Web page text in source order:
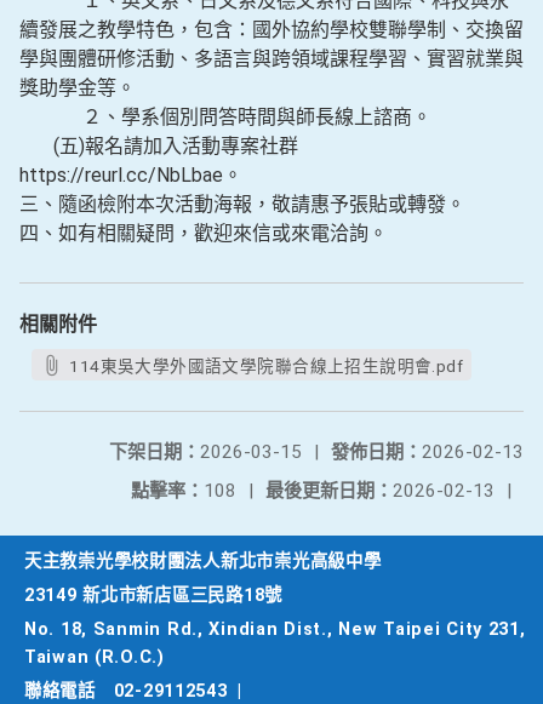
續發展之教學特色，包含：國外協約學校雙聯學制、交換留
學與團體研修活動、多語言與跨領域課程學習、實習就業與
獎助學金等。
２、學系個別問答時間與師長線上諮商。
(五)報名請加入活動專案社群
https://reurl.cc/NbLbae。
三、隨函檢附本次活動海報，敬請惠予張貼或轉發。
四、如有相關疑問，歡迎來信或來電洽詢。
相關附件
114東吳大學外國語文學院聯合線上招生說明會.pdf
發佈日期： 2026-02-13
下架日期： 2026-03-15
|
最後更新日期： 2026-02-13 |
點擊率： 108 |
天主教崇光學校財團法人新北市崇光高級中學
23149 新北市新店區三民路18號
No. 18, Sanmin Rd., Xindian Dist., New Taipei City 231,
Taiwan (R.O.C.)
聯絡電話
02-29112543